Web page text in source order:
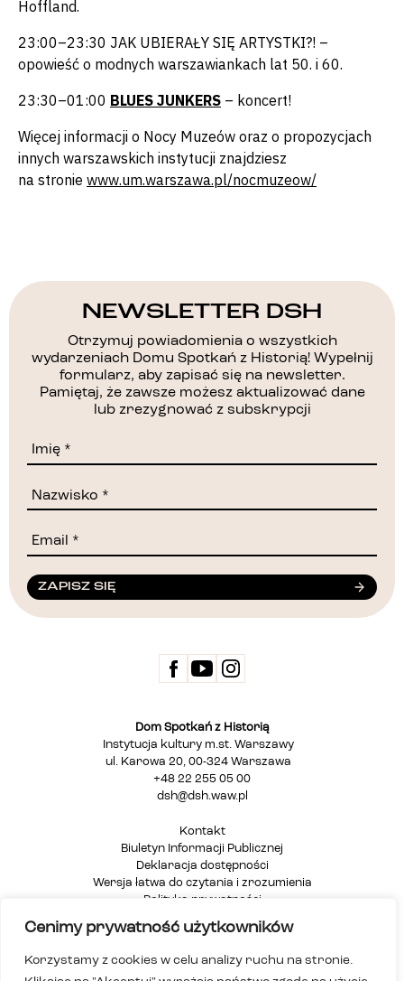
Cenimy prywatność użytkowników
Korzystamy z cookies w celu analizy ruchu na stronie.
Hoffland.
23:00–23:30 JAK UBIERAŁY SIĘ ARTYSTKI?! –
opowieść o modnych warszawiankach lat 50. i 60.
23:30–01:00 BLUES JUNKERS – koncert!
​​​​​​​Więcej informacji o Nocy Muzeów oraz o propozycjach
innych warszawskich instytucji znajdziesz
na stronie www.um.warszawa.pl/nocmuzeow/
NEWSLETTER DSH
Otrzymuj powiadomienia o wszystkich
wydarzeniach Domu Spotkań z Historią! Wypełnij
formularz, aby zapisać się na newsletter.
Pamiętaj, że zawsze możesz aktualizować dane
lub zrezygnować z subskrypcji
ZAPISZ SIĘ
Dom Spotkań z Historią
Instytucja kultury m.st. Warszawy
ul. Karowa 20, 00-324 Warszawa
+48 22 255 05 00
dsh@dsh.waw.pl
Kontakt
Biuletyn Informacji Publicznej
Deklaracja dostępności
Wersja łatwa do czytania i zrozumienia
Polityka prywatności
Mapa strony